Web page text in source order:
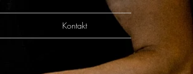
Kontakt